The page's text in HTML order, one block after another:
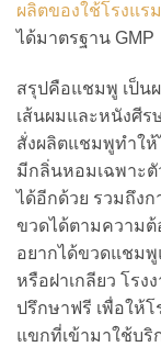
ผลิตของใช้โรงแรม
ได้มาตรฐาน GMP
สรุปคือแชมพู เป็น
เส้นผมและหนังศีร
สั่งผลิตแชมพูทำใ
มีกลิ่นหอมเฉพาะตั
ได้อีกด้วย รวมถึง
ขวดได้ตามความต้
อยากได้ขวดแชมพู
หรือฝาเกลียว โรง
ปรึกษาฟรี เพื่อให้
แขกที่เข้ามาใช้บริ